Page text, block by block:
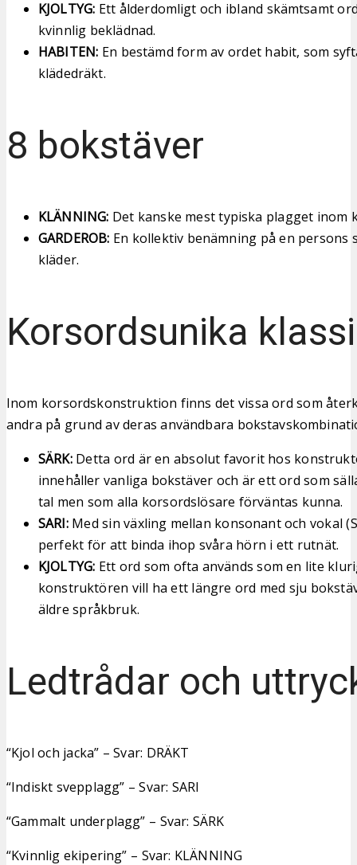
KJOLTYG: Ett ålderdomligt och ibland skämtsamt
kvinnlig beklädnad.
HABITEN: En bestämd form av ordet habit, som
klädedräkt.
8 bokstäver
KLÄNNING: Det kanske mest typiska plagget inom
GARDEROB: En kollektiv benämning på en persons
kläder.
Korsordsunika
Inom korsordskonstruktion finns det vissa ord som
andra på grund av deras användbara
SÄRK:Detta ord är en absolut favorit hos
innehåller vanliga bokstäver och är ett ord som
tal men som alla korsordslösare förväntas kunna.
SARI:Med sin växling mellan konsonant och vokal
perfekt för att binda ihop svåra hörn i ett rutnät.
KJOLTYG: Ett ord som ofta används som en lite
konstruktören vill ha ett längre ord med sju
äldre språkbruk.
Ledtrådar och
“Kjol och jacka” – Svar: DRÄKT
“Indiskt svepplagg” – Svar: SARI
“Gammalt underplagg” – Svar: SÄRK
“Kvinnlig ekipering” – Svar: KLÄNNING